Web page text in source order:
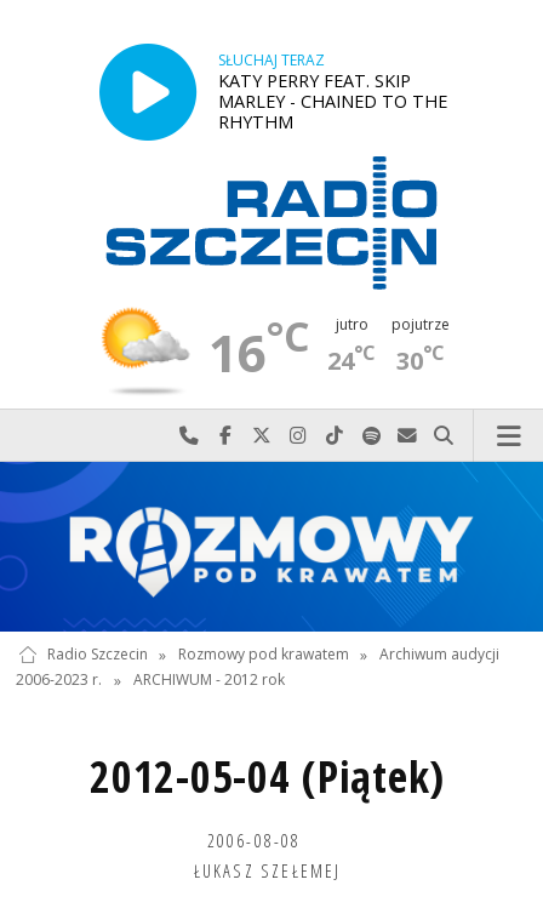
SŁUCHAJ TERAZ
KATY PERRY FEAT. SKIP
MARLEY - CHAINED TO THE
RHYTHM
16°C jutro
24°C
pojutrze
30°C
Najlepiej po prostu do nas zadzwoń
Odwiedź nas na Facebook-u
Odwiedź nas na X
Odwiedź nas na Instagram-ie
Odwiedź nas na TikTok-u
Szukaj nas na Spotify
Wyślij do nas
Szukaj
Radio Szczecin » Rozmowy pod krawatem » Archiwum audycji
2006-2023 r.
» ARCHIWUM - 2012 rok
2012-05-04 (Piątek)
2006-08-08
ŁUKASZ SZEŁEMEJ